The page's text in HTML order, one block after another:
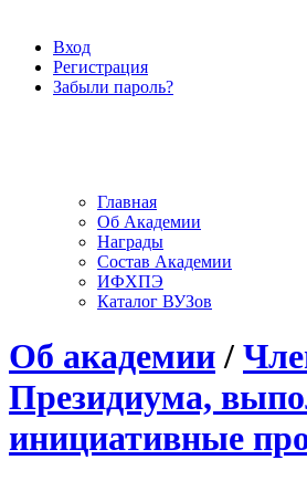
Вход
Регистрация
Забыли пароль?
Главная
Об Академии
Награды
Состав Академии
ИФХПЭ
Каталог ВУЗов
Об академии /
Президиума,
инициативные